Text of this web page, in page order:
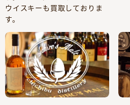
ウイスキーも買取しておりま
す。